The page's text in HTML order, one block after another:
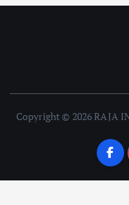
Copyright © 2026 RAJA